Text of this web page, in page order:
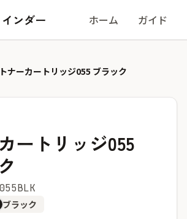
ンダー ホーム ガイド
トナーカートリッジ055 ブラック
ートリッジ055
ブラック